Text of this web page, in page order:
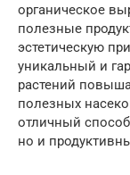
органическое
полезные
эстетическую
уникальный и
растений
полезных
отличный
но и